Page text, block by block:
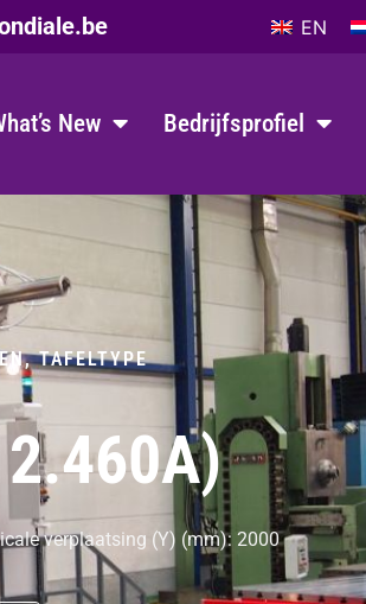
EN
New Bedrijfsprofiel
TAFELTYPE
verplaatsing (Y) (mm): 2000